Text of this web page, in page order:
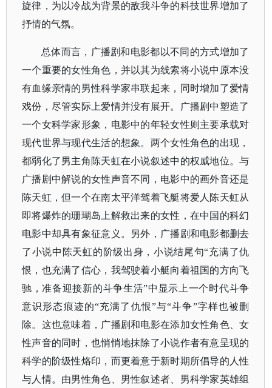
旋律，为以冷战为背景的敌我斗争的科技世界增加了
抒情的气氛。
总体而言，广播剧和电影都以不同的方式增加了
一个重要的女性角色，并以其为线索将小说中原本没
有血缘亲情的男性科学家串联起来，同时增加了爱情
戏份，尽管实际上爱情并没有展开。广播剧中塑造了
一个女科学家形象，电影中的年轻女性则主要承载对
现代世界与现代生活的想象。两个女性角色的出现，
都弱化了男主角陈天虹在小说叙述中的权威地位。与
广播剧中解说的女性声音不同，电影中的画外音还是
陈天虹，但一个在南太平洋驾着飞艇将爱人陈天虹从
即将爆炸的珊瑚岛上解救出来的女性，在中国的科幻
电影中却具有象征意义。另外，广播剧和电影都删去
了小说中陈天虹的阶级出身，小说结尾句“充满了仇
恨，也充满了信心，我驾驶着小艇向着祖国的方向飞
驰，准备迎接新的斗争生活”中显示上一个时代斗争
意识形态痕迹的“充满了仇恨”与“斗争”字样也被删
除。这也意味着，广播剧和电影在添加女性角色、女
性声音的同时，也悄悄地抹除了小说作者有意呈现的
科学的阶级性烙印，而更着意于新时期所倡导的人性
与人情。由男性角色、男性叙述者、男科学家英雄组